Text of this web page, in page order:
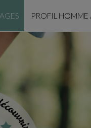
PROFIL HOMME